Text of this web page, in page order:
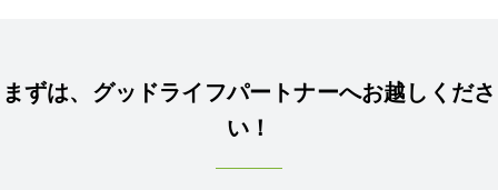
まずは、グッドライフパートナーへお越しくださ
い！